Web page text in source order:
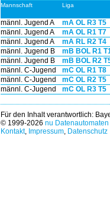
Mannschaft Liga
männl. Jugend A
mA OL R3 T5
männl. Jugend A
mA OL R1 T7
männl. Jugend A
mA RL R2 T4
männl. Jugend B
mB BOL R1
männl. Jugend B
mB BOL R2
männl. C-Jugend
mC OL R1 T8
männl. C-Jugend
mC OL R2 T5
männl. C-Jugend
mC OL R3 T5
Für den Inhalt verantwortlich:
© 1999-2026 nu
Kontakt, Impressum, Datenschutz